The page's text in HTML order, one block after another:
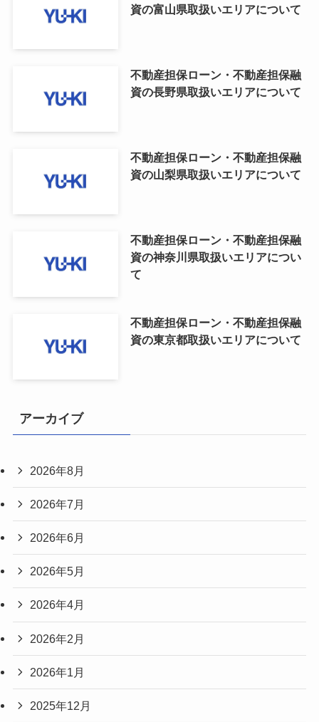
資の富山県取扱いエリアについて
不動産担保ローン・不動産担保融
資の長野県取扱いエリアについて
不動産担保ローン・不動産担保融
資の山梨県取扱いエリアについて
不動産担保ローン・不動産担保融
資の神奈川県取扱いエリアについ
て
不動産担保ローン・不動産担保融
資の東京都取扱いエリアについて
アーカイブ
2026年8月
2026年7月
2026年6月
2026年5月
2026年4月
2026年2月
2026年1月
2025年12月